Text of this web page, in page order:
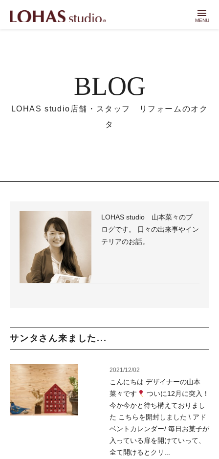
menu
MENU
BLOG
LOHAS studio店舗・スタッフ リフォームのオク
タ
LOHAS studio 山本菜々のブ
ログです。 日々の出来事やイン
テリアのお話。
サンタさん来ました...
2021/12/02
こんにちは デザイナーの山本
菜々です
ついに12月に突入！
今か今かと待ち構えておりまし
た こちらを開封しました \ アド
ベントカレンダー/ 毎日お菓子が
入っている扉を開けていって、
全て開けるとクリ...